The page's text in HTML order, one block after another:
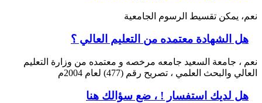
نعم، يمكن تقسيط الرسوم الجامعية
هل الشهادة معتمده من التعليم العالي ؟
نعم ، جامعة السعيد جامعه مرخصه و معتمده من وزارة التعليم
العالي والبحث العلمي ، تصريح رقم (477) لعام 2004م
هل لديك استفسار ! ، ضع سؤالك هنا